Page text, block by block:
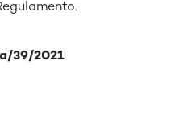
39/2021